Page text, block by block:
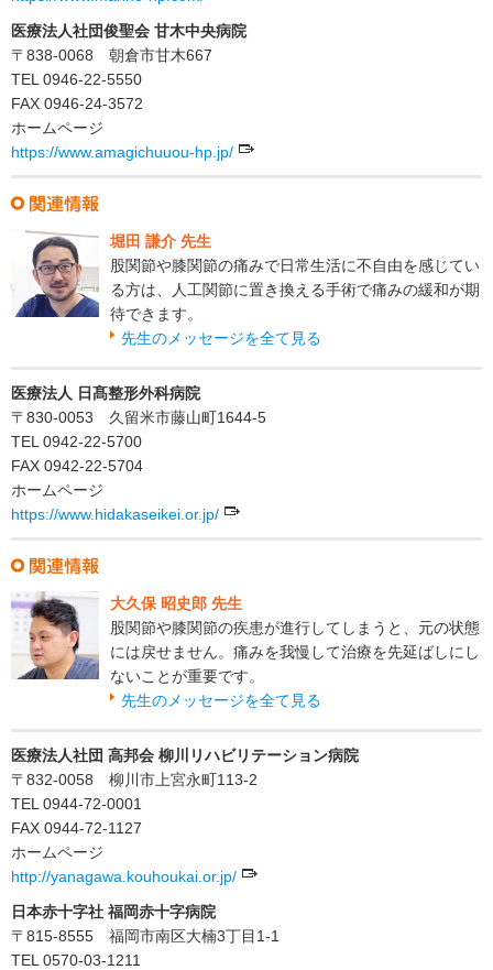
医療法人社団俊聖会 甘木中央病院
〒838-0068 朝倉市甘木667
TEL 0946-22-5550
FAX 0946-24-3572
ホームページ
https://www.amagichuuou-hp.jp/
堀田 謙介 先生
股関節や膝関節の痛みで日常生活に不自由を感じてい
る方は、人工関節に置き換える手術で痛みの緩和が期
待できます。
先生のメッセージを全て見る
医療法人 日髙整形外科病院
〒830-0053 久留米市藤山町1644-5
TEL 0942-22-5700
FAX 0942-22-5704
ホームページ
https://www.hidakaseikei.or.jp/
大久保 昭史郎 先生
股関節や膝関節の疾患が進行してしまうと、元の状態
には戻せません。痛みを我慢して治療を先延ばしにし
ないことが重要です。
先生のメッセージを全て見る
医療法人社団 高邦会 柳川リハビリテーション病院
〒832-0058 柳川市上宮永町113-2
TEL 0944-72-0001
FAX 0944-72-1127
ホームページ
http://yanagawa.kouhoukai.or.jp/
日本赤十字社 福岡赤十字病院
〒815-8555 福岡市南区大楠3丁目1-1
TEL 0570-03-1211